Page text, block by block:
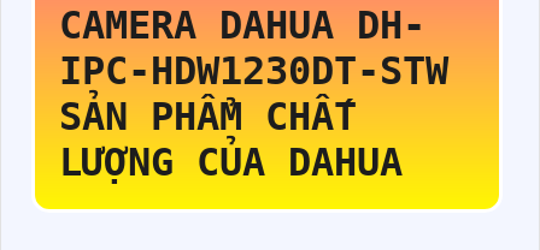
CAMERA DAHUA DH-
IPC-HDW1230DT-STW
SẢN PHẨM CHẤT
LƯỢNG CỦA DAHUA